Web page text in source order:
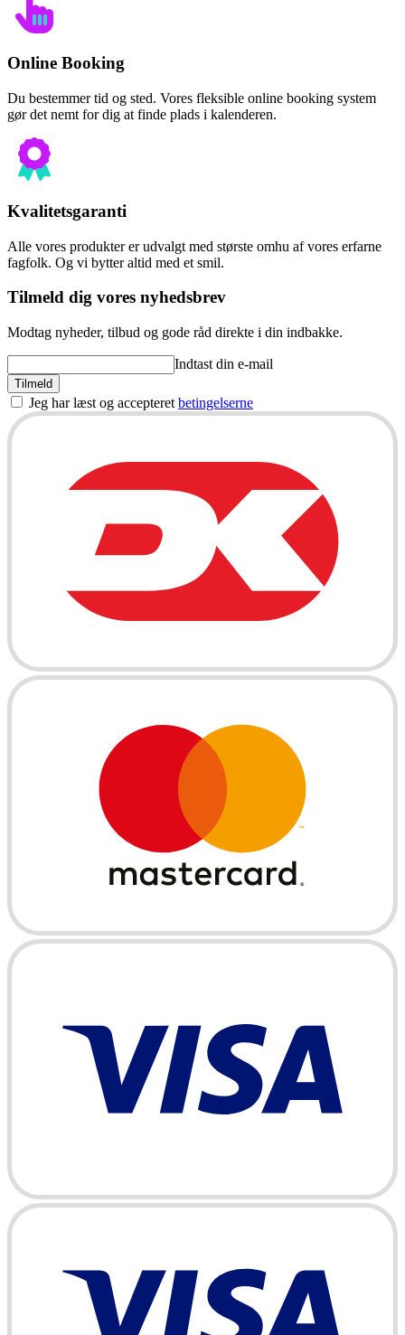
Online Booking
Du bestemmer tid og sted. Vores fleksible online booking system
gør det nemt for dig at finde plads i kalenderen.
Kvalitetsgaranti
Alle vores produkter er udvalgt med største omhu af vores erfarne
fagfolk. Og vi bytter altid med et smil.
Tilmeld dig vores nyhedsbrev
Modtag nyheder, tilbud og gode råd direkte i din indbakke.
Indtast din e-mail
Tilmeld
Jeg har læst og accepteret betingelserne